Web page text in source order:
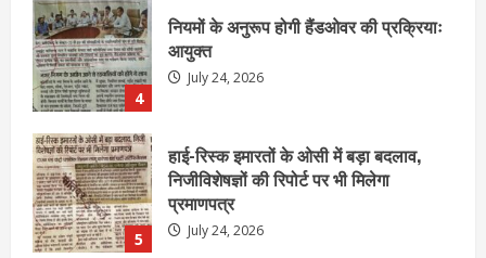
5
हाई-रिस्क इमारतों के ओसी में बड़ा बदलाव,
निजीविशेषज्ञों की रिपोर्ट पर भी मिलेगा
प्रमाणपत्र
July 24, 2026
1
एचईआरसी के अध्यक्ष नंद लाल का निधन
July 24, 2026